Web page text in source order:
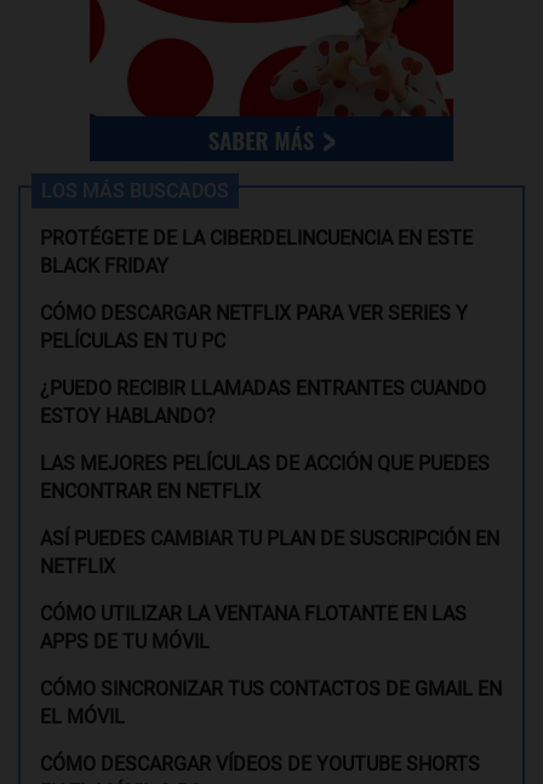
LOS MÁS BUSCADOS
PROTÉGETE DE LA CIBERDELINCUENCIA EN ESTE
BLACK FRIDAY
CÓMO DESCARGAR NETFLIX PARA VER SERIES Y
PELÍCULAS EN TU PC
¿PUEDO RECIBIR LLAMADAS ENTRANTES CUANDO
ESTOY HABLANDO?
LAS MEJORES PELÍCULAS DE ACCIÓN QUE PUEDES
ENCONTRAR EN NETFLIX
ASÍ PUEDES CAMBIAR TU PLAN DE SUSCRIPCIÓN EN
NETFLIX
CÓMO UTILIZAR LA VENTANA FLOTANTE EN LAS
APPS DE TU MÓVIL
CÓMO SINCRONIZAR TUS CONTACTOS DE GMAIL EN
EL MÓVIL
CÓMO DESCARGAR VÍDEOS DE YOUTUBE SHORTS